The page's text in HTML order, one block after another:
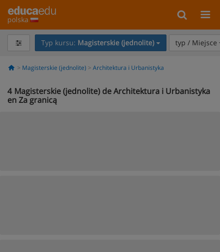
polska
Typ kursu: Magisterskie (jednolite) typ / Miejsce
Magisterskie (jednolite) Architektura i Urbanistyka
4 Magisterskie (jednolite) de Architektura i Urbanistyka
en Za granicą